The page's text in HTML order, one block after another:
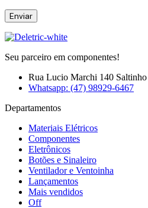
Seu parceiro em componentes!
Rua Lucio Marchi 140
Whatsapp: (47) 98929-6467
Departamentos
Materiais Elétricos
Componentes
Eletrônicos
Botões e Sinaleiro
Ventilador e Ventoinha
Lançamentos
Mais vendidos
Off